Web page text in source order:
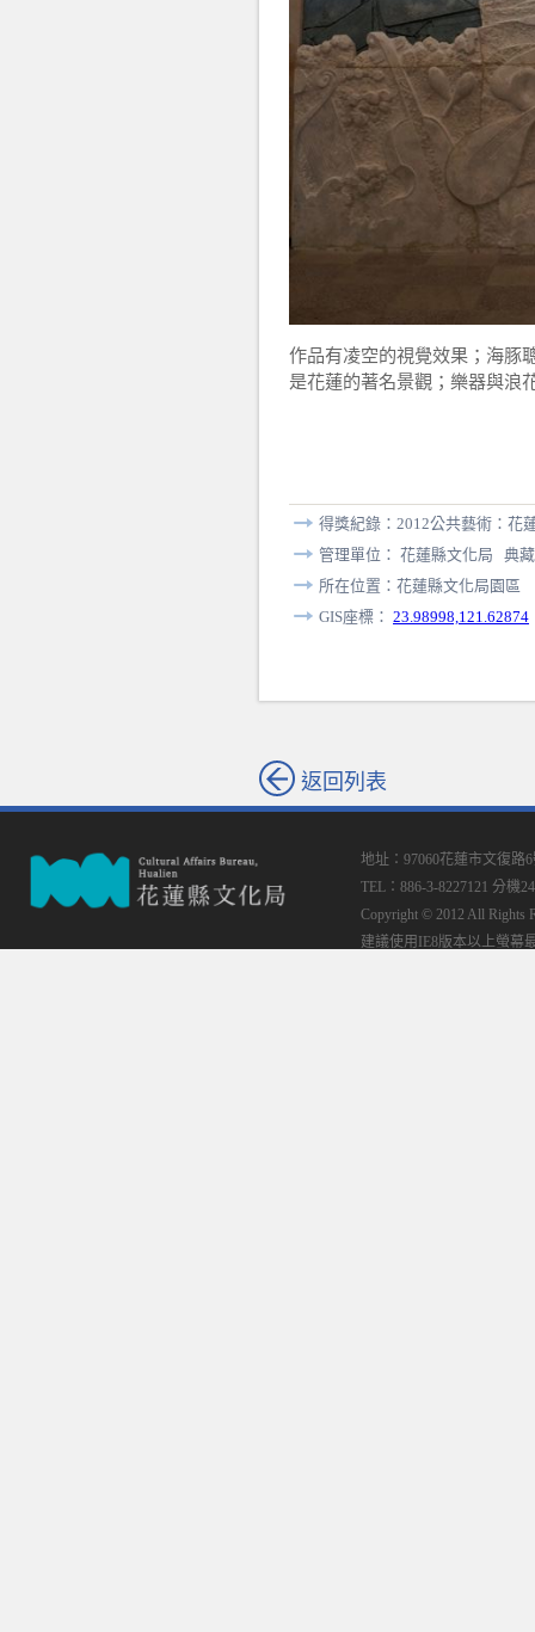
作品有凌空的視覺效果；海豚
是花蓮的著名景觀；樂器與浪
得獎紀錄：2012公共藝術：花
管理單位： 花蓮縣文化局 典藏
所在位置：花蓮縣文化局園區
GIS座標： 23.98998,121.62874
返回列表
地址：97060花蓮市文復路
TEL：886-3-8227121 分機
Copyright © 2012 All Rights
建議使用IE8版本以上螢幕